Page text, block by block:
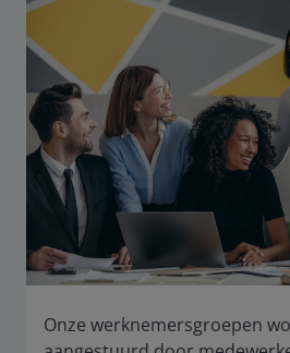
Onze werknemersgroepen